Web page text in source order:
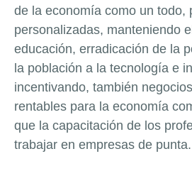
de la economía como un todo,
personalizadas, manteniendo
educación, erradicación de la
la población a la tecnología e
incentivando, también
rentables para la economía
que la capacitación de los
trabajar en empresas de punta.